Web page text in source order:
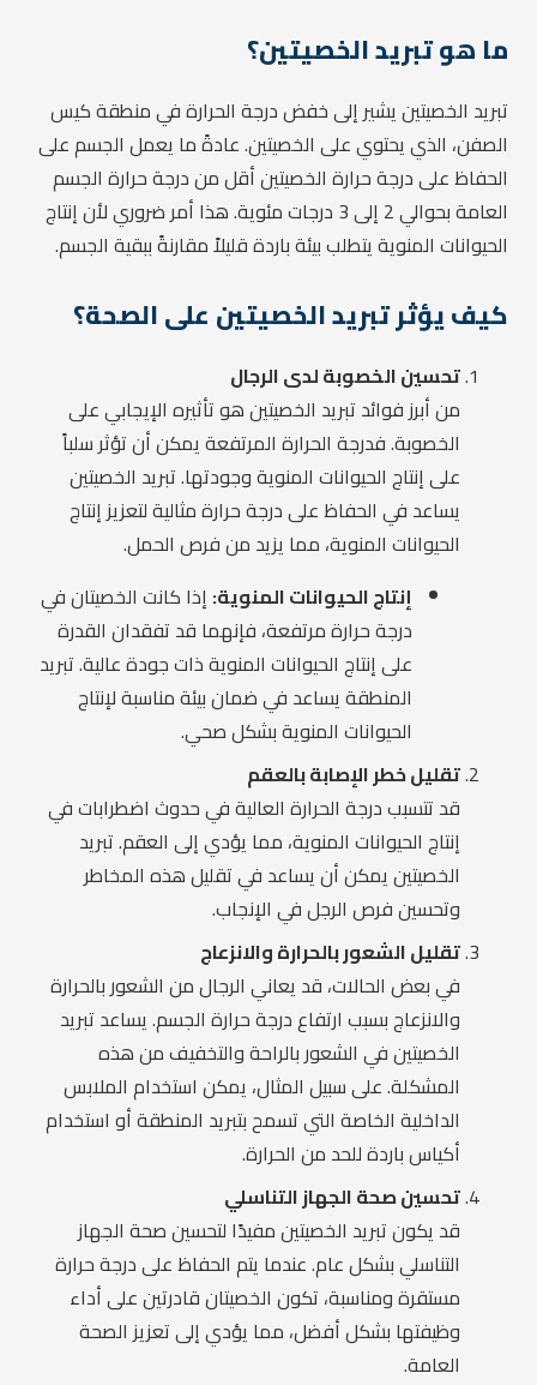
ما هو تبريد الخصيتين؟
تبريد الخصيتين يشير إلى خفض درجة الحرارة في منطقة كيس
الصفن، الذي يحتوي على الخصيتين. عادةً ما يعمل الجسم على
الحفاظ على درجة حرارة الخصيتين أقل من درجة حرارة الجسم
العامة بحوالي 2 إلى 3 درجات مئوية. هذا أمر ضروري لأن إنتاج
الحيوانات المنوية يتطلب بيئة باردة قليلاً مقارنةً ببقية الجسم.
كيف يؤثر تبريد الخصيتين على الصحة؟
تحسين الخصوبة لدى الرجال
من أبرز فوائد تبريد الخصيتين هو تأثيره الإيجابي على
الخصوبة. فدرجة الحرارة المرتفعة يمكن أن تؤثر سلباً
على إنتاج الحيوانات المنوية وجودتها. تبريد الخصيتين
يساعد في الحفاظ على درجة حرارة مثالية لتعزيز إنتاج
الحيوانات المنوية، مما يزيد من فرص الحمل.
إنتاج الحيوانات المنوية: إذا كانت الخصيتان في
درجة حرارة مرتفعة، فإنهما قد تفقدان القدرة
على إنتاج الحيوانات المنوية ذات جودة عالية. تبريد
المنطقة يساعد في ضمان بيئة مناسبة لإنتاج
الحيوانات المنوية بشكل صحي.
تقليل خطر الإصابة بالعقم
قد تتسبب درجة الحرارة العالية في حدوث اضطرابات في
إنتاج الحيوانات المنوية، مما يؤدي إلى العقم. تبريد
الخصيتين يمكن أن يساعد في تقليل هذه المخاطر
وتحسين فرص الرجل في الإنجاب.
تقليل الشعور بالحرارة والانزعاج
في بعض الحالات، قد يعاني الرجال من الشعور بالحرارة
والانزعاج بسبب ارتفاع درجة حرارة الجسم. يساعد تبريد
الخصيتين في الشعور بالراحة والتخفيف من هذه
المشكلة. على سبيل المثال، يمكن استخدام الملابس
الداخلية الخاصة التي تسمح بتبريد المنطقة أو استخدام
أكياس باردة للحد من الحرارة.
تحسين صحة الجهاز التناسلي
قد يكون تبريد الخصيتين مفيدًا لتحسين صحة الجهاز
التناسلي بشكل عام. عندما يتم الحفاظ على درجة حرارة
مستقرة ومناسبة، تكون الخصيتان قادرتين على أداء
وظيفتها بشكل أفضل، مما يؤدي إلى تعزيز الصحة
العامة.